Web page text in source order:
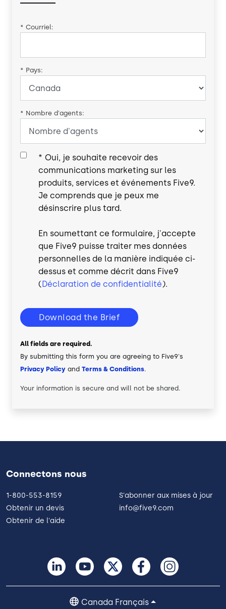
* Courriel:
* Pays:
* Nombre d'agents:
* Oui, je souhaite recevoir des
communications marketing sur les
produits, services et événements Five9.
Je comprends que je peux me
désinscrire plus tard.
En soumettant ce formulaire, j'accepte
que Five9 puisse traiter mes données
personnelles de la manière indiquée ci-
dessus et comme décrit dans Five9
( Déclaration de confidentialité).
Download the Brief
All fields are required.
By submitting this form you are agreeing to Five9's
Privacy Policy and Terms & Conditions.
Your information is secure and will not be shared.
Connectons nous
1-800-553-8159
Obtenir un devis
Obtenir de l'aide
S'abonner aux mises à jour
info@five9.com
Canada Français